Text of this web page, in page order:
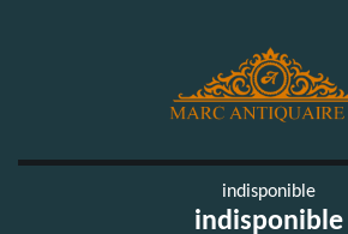
indisponible
indisponible